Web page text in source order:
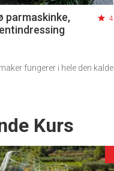
parmaskinke,
4
fungerer i hele den kalde
Kurs